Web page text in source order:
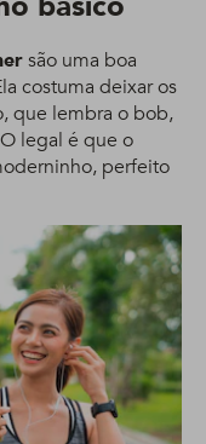
são uma boa
costuma deixar os
que lembra o bob,
legal é que o
perfeito